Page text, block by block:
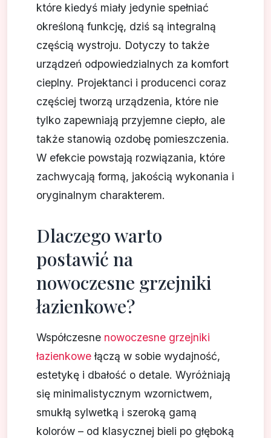
które kiedyś miały jedynie spełniać
określoną funkcję, dziś są integralną
częścią wystroju. Dotyczy to także
urządzeń odpowiedzialnych za komfort
cieplny. Projektanci i producenci coraz
częściej tworzą urządzenia, które nie
tylko zapewniają przyjemne ciepło, ale
także stanowią ozdobę pomieszczenia.
W efekcie powstają rozwiązania, które
zachwycają formą, jakością wykonania i
oryginalnym charakterem.
Dlaczego warto
postawić na
nowoczesne grzejniki
łazienkowe?
Współczesne nowoczesne grzejniki
łazienkowełączą w sobie wydajność,
estetykę i dbałość o detale. Wyróżniają
się minimalistycznym wzornictwem,
smukłą sylwetką i szeroką gamą
kolorów – od klasycznej bieli po głęboką